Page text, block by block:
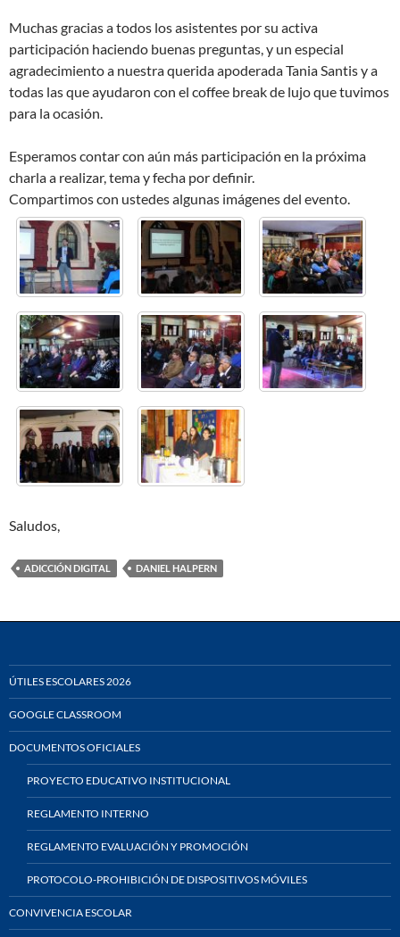
Muchas gracias a todos los asistentes por su activa
participación haciendo buenas preguntas, y un especial
agradecimiento a nuestra querida apoderada Tania Santis y a
todas las que ayudaron con el coffee break de lujo que tuvimos
para la ocasión.
Esperamos contar con aún más participación en la próxima
charla a realizar, tema y fecha por definir.
Compartimos con ustedes algunas imágenes del evento.
Saludos,
ADICCIÓN DIGITAL DANIEL HALPERN
ÚTILES ESCOLARES 2026
GOOGLE CLASSROOM
DOCUMENTOS OFICIALES
PROYECTO EDUCATIVO INSTITUCIONAL
REGLAMENTO INTERNO
REGLAMENTO EVALUACIÓN Y PROMOCIÓN
PROTOCOLO-PROHIBICIÓN DE DISPOSITIVOS MÓVILES
CONVIVENCIA ESCOLAR